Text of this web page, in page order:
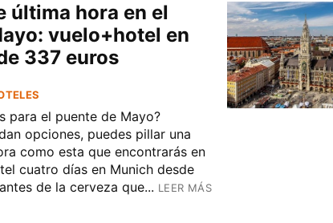
última hora en el
vuelo+hotel en
337 euros
para el puente de Mayo?
opciones, puedes pillar una
como esta que encontrarás en
cuatro días en Munich desde
de la cerveza que... LEER MÁS